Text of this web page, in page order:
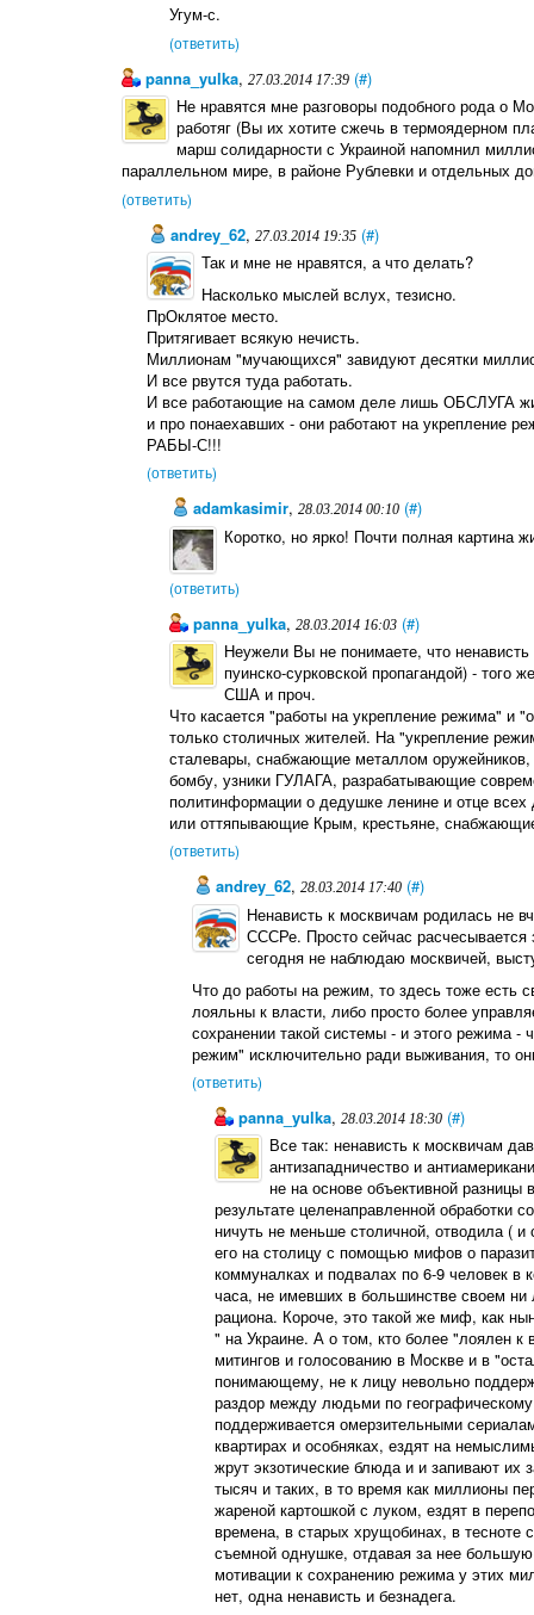
Угум-с.
(ответить)
panna_yulka,27.03.2014 17:39 (#)
Не нравятся мне разговоры подобного рода о
работяг (Вы их хотите сжечь в термоядерном
марш солидарности с Украиной напомнил
параллельном мире, в районе Рублевки и отдельных
(ответить)
andrey_62, 27.03.2014 19:35 (#)
Так и мне не нравятся, а что делать?
Насколько мыслей вслух, тезисно.
ПрОклятое место.
Притягивает всякую нечисть.
Миллионам "мучающихся" завидуют десятки
И все рвутся туда работать.
И все работающие на самом деле лишь ОБСЛУГА
и про понаехавших - они работают на укрепление
РАБЫ-С!!!
(ответить)
adamkasimir,28.03.2014 00:10 (#)
Коротко, но ярко! Почти полная картина
(ответить)
panna_yulka,28.03.2014 16:03 (#)
Неужели Вы не понимаете, что
пуинско-сурковской пропагандой) - того
США и проч.
Что касается "работы на укрепление режима" и
только столичных жителей. На "укрепление
сталевары, снабжающие металлом
бомбу, узники ГУЛАГА, разрабатывающие
политинформации о дедушке ленине и отце
или оттяпывающие Крым, крестьяне,
(ответить)
andrey_62,28.03.2014 17:40 (#)
Ненависть к москвичам родилась не
СССРе. Просто сейчас расчесывается
сегодня не наблюдаю москвичей,
Что до работы на режим, то здесь тоже есть
лояльны к власти, либо просто более
сохранении такой системы - и этого режима
режим" исключительно ради выживания,
(ответить)
panna_yulka, 28.03.2014 18:30 (#)
Все так: ненависть к москвичам
антизападничество и
не на основе объективной
результате целенаправленной обработки
ничуть не меньше столичной, отводила ( и
его на столицу с помощью мифов о
коммуналках и подвалах по 6-9 человек в
часа, не имевших в большинстве своем ни
рациона. Короче, это такой же миф, как
" на Украине. А о том, кто более "лоялен
митингов и голосованию в Москве и в
понимающему, не к лицу невольно
раздор между людьми по
поддерживается омерзительными
квартирах и особняках, ездят на
жрут экзотические блюда и и запивают их
тысяч и таких, в то время как миллионы
жареной картошкой с луком, ездят в
времена, в старых хрущобинах, в
съемной однушке, отдавая за нее
мотивации к сохранению режима у этих
нет, одна ненависть и безнадега.